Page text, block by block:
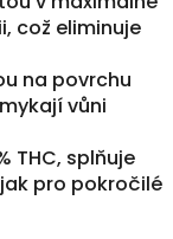
což eliminuje
na povrchu
vůni
THC, splňuje
pro pokročilé